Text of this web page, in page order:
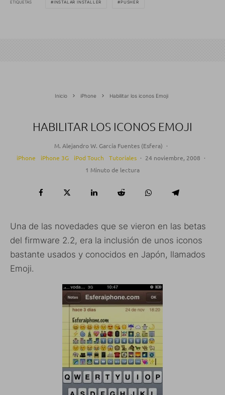
ETIQUETAS INSTALAR INSTALLER PUSHER
Inicio iPhone Habilitar los iconos Emoji
HABILITAR LOS ICONOS EMOJI
M. Alejandro W. García Fuentes (Esfera) ·
iPhone
iPhone 3G iPod Touch Tutoriales · 24 noviembre, 2008 ·
1 Minuto de lectura
Una de las novedades que se vieron en las betas
del firmware 2.2, era la inclusión de unos iconos
bastante usados y conocidos en Japón, llamados
Emoji.